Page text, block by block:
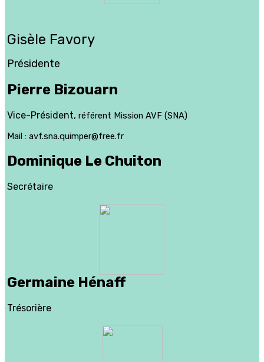
Gisèle Favory
Présidente
Pierre Bizouarn
Vice-Président, référent Mission AVF (SNA)
Mail : avf.sna.quimper@free.fr
Dominique Le Chuiton
Secrétaire
Germaine Hénaff
Trésorière